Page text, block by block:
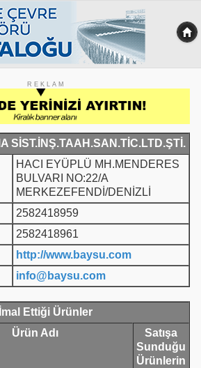
R E K L A M
SİST.İNŞ.TAAH.SAN.TİC.LTD.ŞTİ.
HACI EYÜPLÜ MH.MENDERES
BULVARI NO:22/A
MERKEZEFENDİ/DENİZLİ
2582418959
2582418961
http://www.baysu.com
info@baysu.com
İmal Ettiği Ürünler
Ürün Adı
Satışa
Sunduğu
Ürünlerin